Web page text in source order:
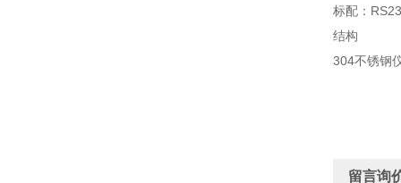
标配：
结构
304不锈钢
留言询